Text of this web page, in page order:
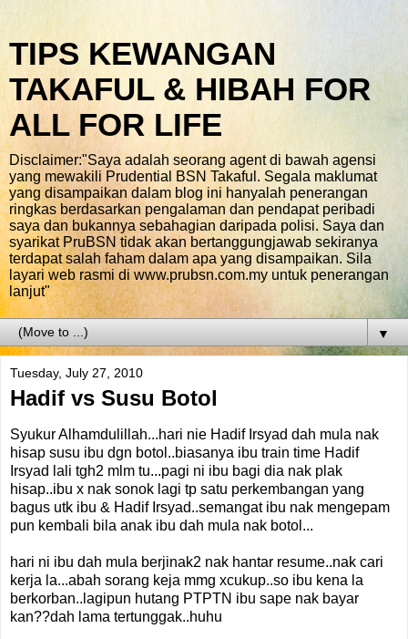
TIPS KEWANGAN
TAKAFUL & HIBAH FOR
ALL FOR LIFE
Disclaimer:"Saya adalah seorang agent di bawah agensi
yang mewakili Prudential BSN Takaful. Segala maklumat
yang disampaikan dalam blog ini hanyalah penerangan
ringkas berdasarkan pengalaman dan pendapat peribadi
saya dan bukannya sebahagian daripada polisi. Saya dan
syarikat PruBSN tidak akan bertanggungjawab sekiranya
terdapat salah faham dalam apa yang disampaikan. Sila
layari web rasmi di www.prubsn.com.my untuk penerangan
lanjut"
▼
Tuesday, July 27, 2010
Hadif vs Susu Botol
Syukur Alhamdulillah...hari nie Hadif Irsyad dah mula nak
hisap susu ibu dgn botol..biasanya ibu train time Hadif
Irsyad lali tgh2 mlm tu...pagi ni ibu bagi dia nak plak
hisap..ibu x nak sonok lagi tp satu perkembangan yang
bagus utk ibu & Hadif Irsyad..semangat ibu nak mengepam
pun kembali bila anak ibu dah mula nak botol...
hari ni ibu dah mula berjinak2 nak hantar resume..nak cari
kerja la...abah sorang keja mmg xcukup..so ibu kena la
berkorban..lagipun hutang PTPTN ibu sape nak bayar
kan??dah lama tertunggak..huhu